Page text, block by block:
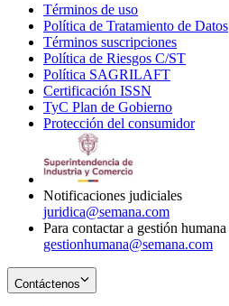
Términos de uso
in
new
window
Política de Tratamiento de Datos
Términos suscripciones
in
Política de Riesgos C/ST
Política SAGRILAFT
new
window
Certificación ISSN
in
new
TyC Plan de Gobierno
in
Protección del consumidorOpens
Notificaciones judiciales
juridica@semana.com
Para contactar a gestión humana
gestionhumana@semana.com
Contáctenos